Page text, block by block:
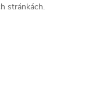
stránkách.